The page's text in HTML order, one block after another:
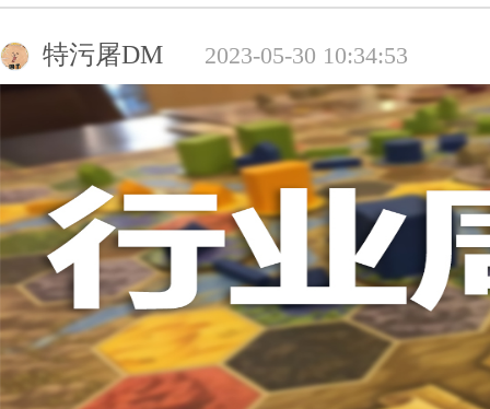
特污屠DM 2023-05-30 10:34:53